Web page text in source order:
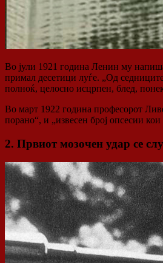
Во јули 1921 година Ленин му
примал десетици луѓе. „Од
полноќ, целосно исцрпен, блед,
Во март 1922 година професорот
порано“, и „извесен број опсесии
2. Првиот мозочен удар се